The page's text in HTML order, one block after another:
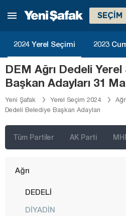
SEÇİM
2024 Yerel Seçimi 2023
DEM Ağrı Dedeli
Başkan Adayları 31
Yeni Şafak Yerel Seçim 2024
Dedeli Belediye Başkan Adayları
Tüm Partiler AK Parti
Ankara
İzmir
Adana
Afyonkarahisar
Ağrı
DEDELİ
DİYADİN